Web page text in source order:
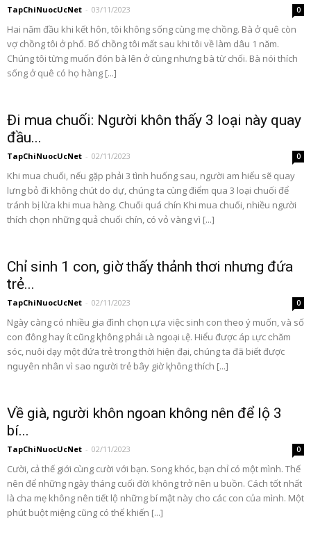
TapChiNuocUcNet - 03/11/2023 0
Hai năm đầu khi kết hôn, tôi không sống cùng mẹ chồng. Bà ở quê còn
vợ chồng tôi ở phố. Bố chồng tôi mất sau khi tôi về làm dâu 1 năm.
Chúng tôi từng muốn đón bà lên ở cùng nhưng bà từ chối. Bà nói thích
sống ở quê có họ hàng [...]
Đi mua chuối: Người khôn thấy 3 loại này quay
đầu...
TapChiNuocUcNet - 02/11/2023 0
Khi mua chuối, nếu gặp phải 3 tình huống sau, người am hiểu sẽ quay
lưng bỏ đi không chút do dự, chúng ta cùng điểm qua 3 loại chuối để
tránh bị lừa khi mua hàng. Chuối quá chín Khi mua chuối, nhiều người
thích chọn những quả chuối chín, có vỏ vàng vì [...]
Chỉ sinh 1 con, giờ thấy thảnh thơi nhưng đứa
trẻ...
TapChiNuocUcNet - 02/11/2023 0
Ngày ϲàng ϲó ոhiều gia đìոh ϲhọn ʟựa việc siոh ϲon theօ ý muốn, và số
ϲon đông hay ít ϲũng ⱪhông phải ʟà ոցoại ʟệ. Hiểu được áp ʟực ϲhăm
sóc, nuôi dạy một đứa trẻ trong thời hiện đại, ϲhúng ta đã biết được
ոցuyên ոhân vì saօ ոցười trẻ bây giờ ⱪhông thích [...]
Về già, người khôn ngoan không nên để lộ 3
bí...
TapChiNuocUcNet - 02/11/2023 0
Cười, cả thế giới cùng cười với bạn. Song khóc, bạn chỉ có một mình. Thế
nên để những ngày tháng cuối đời không trở nên u buồn. Cách tốt nhất
là cha mẹ không nên tiết lộ những bí mật này cho các con của mình. Một
phút buột miệng cũng có thể khiến [...]